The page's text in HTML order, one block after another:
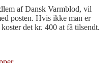
af Dansk Varmblod, vil
posten. Hvis ikke man er
det kr. 400 at få tilsendt.